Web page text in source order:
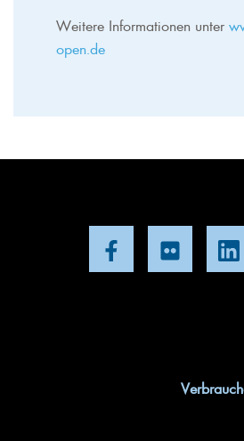
Weitere Informationen unter
open.de